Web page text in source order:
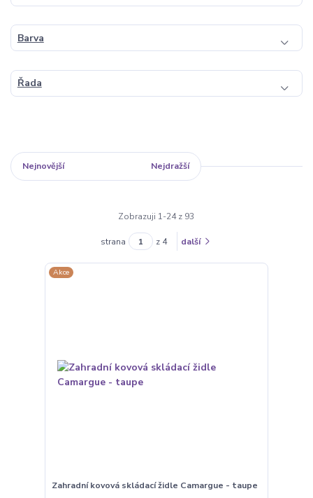
Barva
Řada
Nejnovější Nejdražší
Zobrazuji 1-24 z 93
strana z 4 další
Akce
Zahradní kovová skládací židle Camargue - taupe